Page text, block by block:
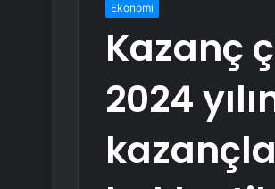
Ekonomi
Kazanç
2024